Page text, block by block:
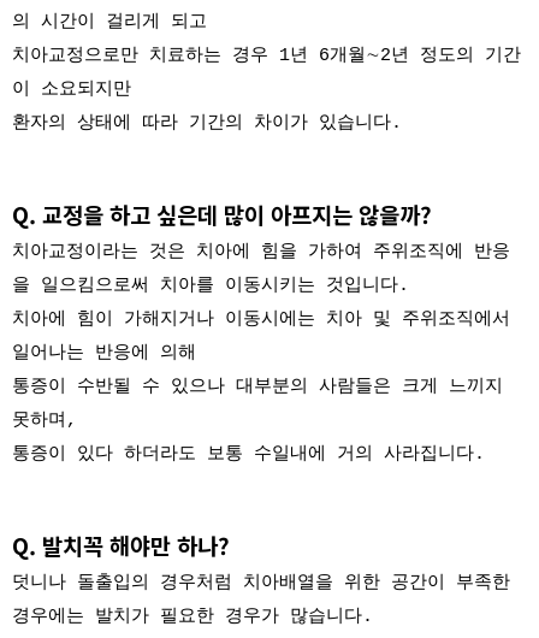
의 시간이 걸리게 되고
치아교정으로만 치료하는 경우 1년 6개월∼2년 정도의 기간
이 소요되지만
환자의 상태에 따라 기간의 차이가 있습니다.
Q. 교정을 하고 싶은데 많이 아프지는 않을까?
치아교정이라는 것은 치아에 힘을 가하여 주위조직에 반응
을 일으킴으로써 치아를 이동시키는 것입니다.
치아에 힘이 가해지거나 이동시에는 치아 및 주위조직에서
일어나는 반응에 의해
통증이 수반될 수 있으나 대부분의 사람들은 크게 느끼지
못하며,
통증이 있다 하더라도 보통 수일내에 거의 사라집니다.
Q. 발치꼭 해야만 하나?
덧니나 돌출입의 경우처럼 치아배열을 위한 공간이 부족한
경우에는 발치가 필요한 경우가 많습니다.